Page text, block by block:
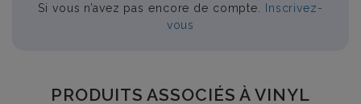
Si vous n’avez pas encore de compte.
Inscrivez-
vous
PRODUITS ASSOCIÉS À VINYL